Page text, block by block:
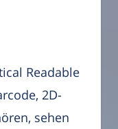
Readable
2D-
sehen